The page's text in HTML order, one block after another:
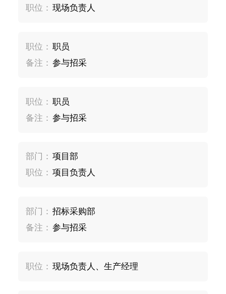
职位： 现场负责人
职位： 职员
备注： 参与招采
职位： 职员
备注： 参与招采
部门： 项目部
职位： 项目负责人
部门： 招标采购部
备注： 参与招采
职位： 现场负责人、生产经理